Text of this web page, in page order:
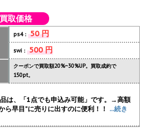
買取価格
ps4： 50 円
swi： 500 円
クーポンで買取額20%~30%UP。買取成約で
150pt。
は、「1点でも申込み可能」です。→高額
ら早目”に売りに出すのに便利！！ ...続き